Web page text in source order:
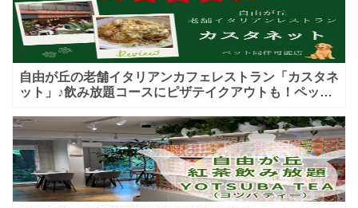
自由が丘の老舗イタリアンカフェレストラン「カスタネ
ット」♪飲み放題コースにピザテイクアウトも！ペット